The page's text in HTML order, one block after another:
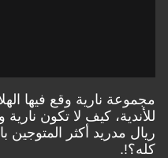
مجموعة نارية وقع فيها
للأندية، كيف لا تكون
ريال مدريد أكثر المتوجين
كله؟!.